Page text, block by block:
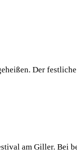
Der
am Giller. Bei